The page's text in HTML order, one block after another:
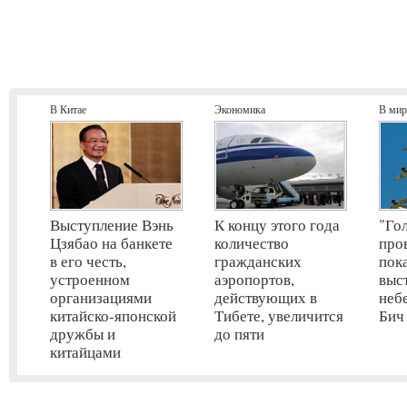
В Китае
Выступление Вэнь
Цзябао на банкете
в его честь,
устроенном
организациями
китайско-японской
дружбы и
китайцами
Экономика
К концу этого года
количество
гражданских
аэропортов,
действующих в
Тибете, увеличится
до пяти
В
Бич